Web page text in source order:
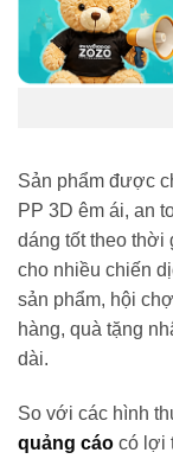
Sản phẩm được
PP 3D êm ái, an
dáng tốt theo thời
cho nhiều chiến
sản phẩm, hội
hàng, quà tặng
dài.
So với các hình
quảng cáo có lợi